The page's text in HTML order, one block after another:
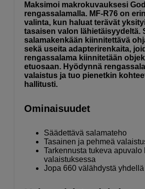
Maksimoi makrokuvauksesi
rengassalamalla. MF-R76 on
valinta, kun haluat terävät
tasaisen valon lähietäisyydeltä.
salamakenkään kiinnitettävä
sekä useita adapterirenkaita,
rengassalama kiinnitetään
etuosaan. Hyödynnä
valaistus ja tuo pienetkin
hallitusti.
Ominaisuudet
Säädettävä salamateho
Tasainen ja pehmeä
Tarkennusta tukeva apuvalo
valaistuksessa
Jopa 660 välähdystä